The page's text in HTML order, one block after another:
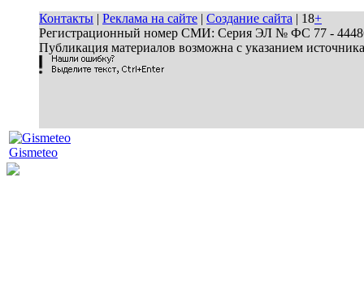
Контакты | Реклама на сайте | Создание сайта | 18+
Регистрационный номер СМИ: Серия ЭЛ № ФС 77 - 44486
Публикация материалов возможна с указанием
Gismeteo